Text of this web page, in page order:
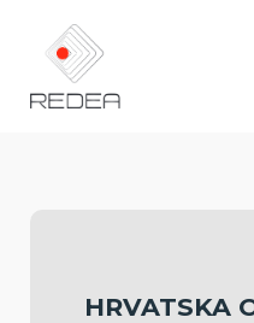
HRVATSKA